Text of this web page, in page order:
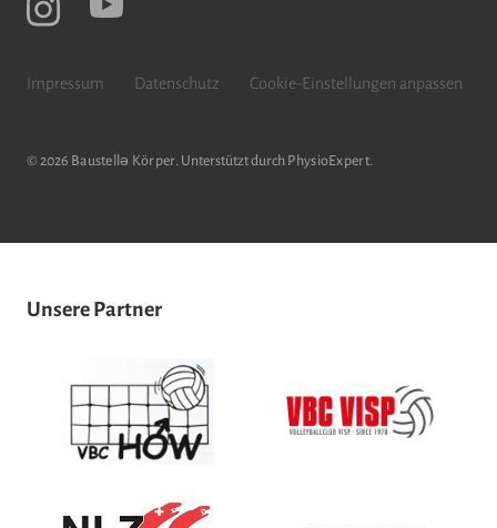
Impressum Datenschutz Cookie-Einstellungen anpassen
© 2026 Baustellǝ Körper. Unterstützt durch PhysioExpert.
Unsere Partner